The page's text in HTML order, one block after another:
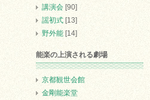
講演会 [90]
謡初式 [13]
野外能 [14]
能楽の上演される劇場
京都観世会館
金剛能楽堂